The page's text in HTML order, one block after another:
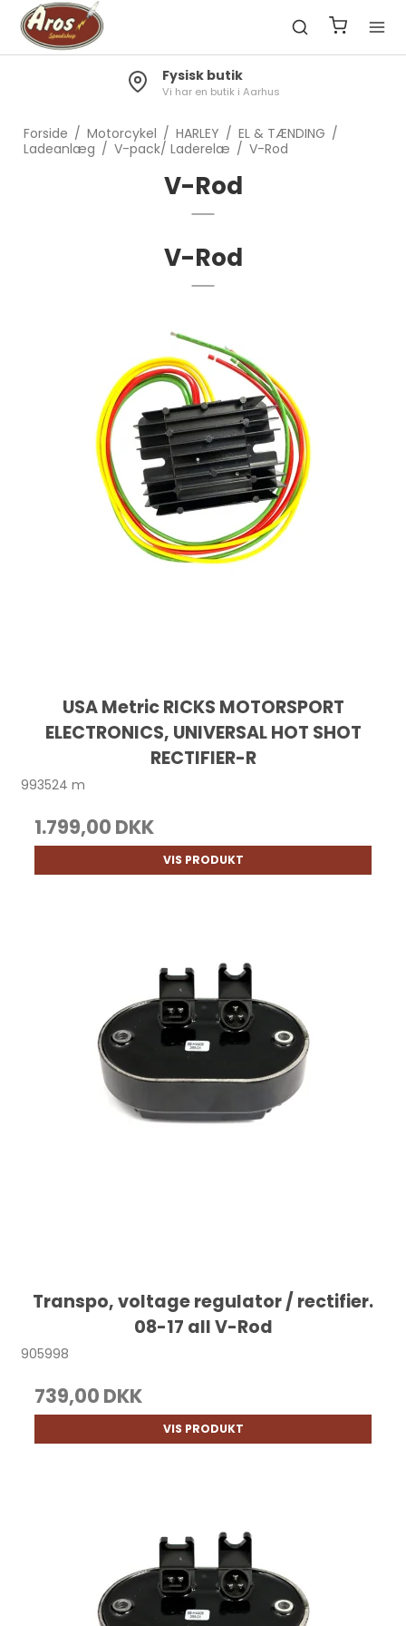
Fysisk butik
Vi har en butik i Aarhus
Forside / Motorcykel / HARLEY / EL & TÆNDING /
Ladeanlæg / V-pack/ Laderelæ / V-Rod
V-Rod
V-Rod
USA Metric RICKS MOTORSPORT
ELECTRONICS, UNIVERSAL HOT SHOT
RECTIFIER-R
993524 m
1.799,00 DKK
VIS PRODUKT
Transpo, voltage regulator / rectifier.
08-17 all V-Rod
905998
739,00 DKK
VIS PRODUKT